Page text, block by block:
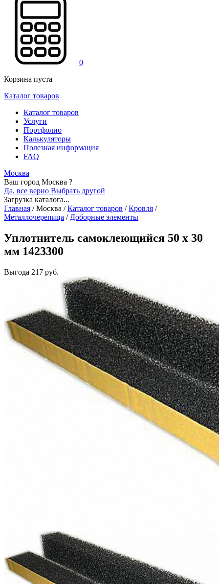
0
Корзина пуста
Каталог товаров
Каталог товаров
Услуги
Портфолио
Калькуляторы
Полезная информация
FAQ
Москва
Ваш город Москва ?
Да, все верно Выбрать другой
Загрузка каталога...
Главная /Москва / Каталог товаров / Кровля /
Металлочерепица / Доборные элементы
Уплотнитель самоклеющийся 50 х 30
мм 1423300
Выгода 217 руб.